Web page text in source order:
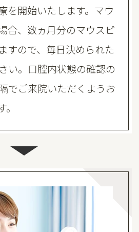
を開始いたします。マウ
合、数ヵ月分のマウスピ
すので、毎日決められた
い。口腔内状態の確認の
でご来院いただくようお